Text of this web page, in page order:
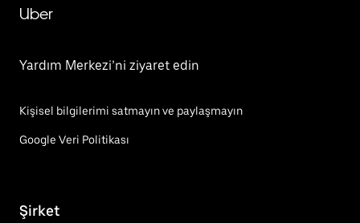
Uber
Yardım Merkezi’ni ziyaret edin
Kişisel bilgilerimi satmayın ve paylaşmayın
Google Veri Politikası
Şirket